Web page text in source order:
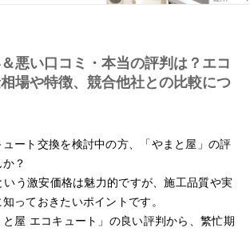
悪い口コミ・本当の評判は？エコ
場や特徴、競合他社との比較につ
ート交換を検討中の方、「やまと屋」の評
？
いう激安価格は魅力的ですが、施工品質や実
っておきたいポイントです。
屋 エコキュート」の良い評判から、繁忙期